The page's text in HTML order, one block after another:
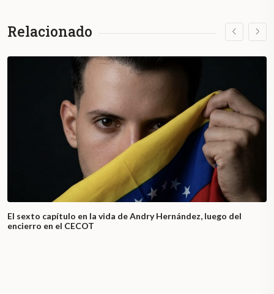
Relacionado
El sexto capítulo en la vida de Andry Hernández, luego del
encierro en el CECOT